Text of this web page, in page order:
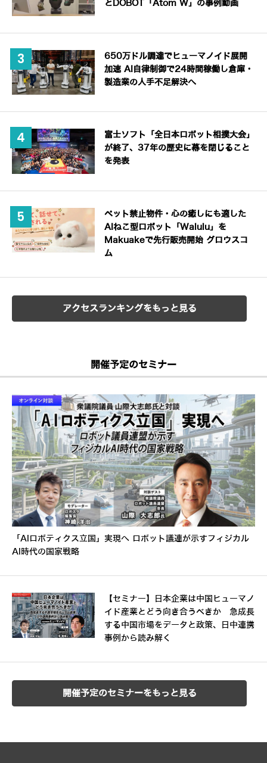
とDOBOT「Atom W」の事例動画
650万ドル調達でヒューマノイド展開
加速 AI自律制御で24時間稼働し倉庫・
製造業の人手不足解決へ
富士ソフト「全日本ロボット相撲大会」
が終了、37年の歴史に幕を閉じること
を発表
ペット禁止物件・心の癒しにも適した
AIねこ型ロボット「Walulu」を
Makuakeで先行販売開始 グロウスコ
ム
アクセスランキングをもっと見る
開催予定のセミナー
「AIロボティクス立国」実現へ ロボット議連が示すフィジカル
AI時代の国家戦略
【セミナー】日本企業は中国ヒューマノ
イド産業とどう向き合うべきか 急成長
する中国市場をデータと政策、日中連携
事例から読み解く
開催予定のセミナーをもっと見る